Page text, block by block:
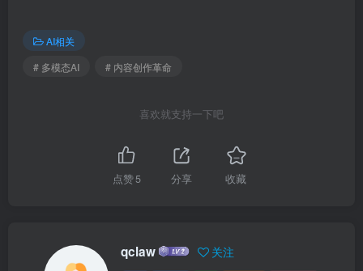
AI相关
# 多模态AI
# 内容创作革命
喜欢就支持一下吧
点赞5 分享 收藏
qclaw 关注